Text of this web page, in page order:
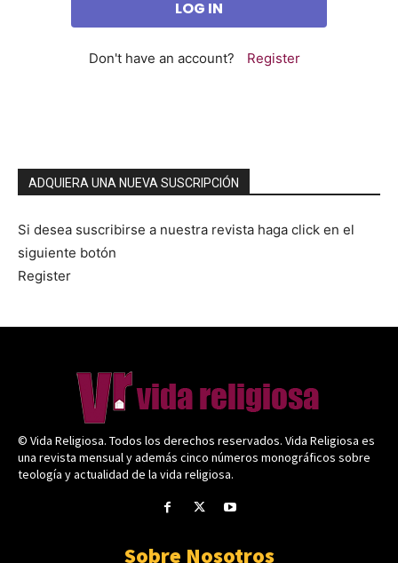
Don't have an account? Register
ADQUIERA UNA NUEVA SUSCRIPCIÓN
Si desea suscribirse a nuestra revista haga click en el
siguiente botón
Register
© Vida Religiosa. Todos los derechos reservados. Vida Religiosa es
una revista mensual y además cinco números monográficos sobre
teología y actualidad de la vida religiosa.
Sobre Nosotros